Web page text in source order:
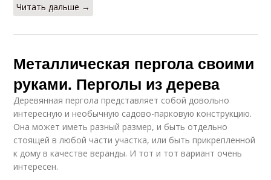
Читать дальше →
Металлическая пергола своими
руками. Перголы из дерева
Деревянная пергола представляет собой довольно
интересную и необычную садово-парковую конструкцию.
Она может иметь разный размер, и быть отдельно
стоящей в любой части участка, или быть прикрепленной
к дому в качестве веранды. И тот и тот вариант очень
интересен.